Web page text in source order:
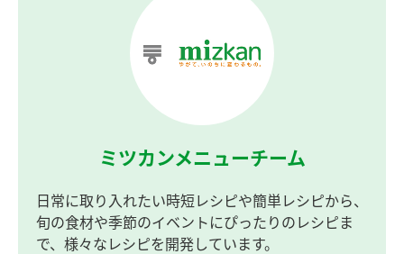
ミツカンメニューチーム
日常に取り入れたい時短レシピや簡単レシピから、
旬の食材や季節のイベントにぴったりのレシピま
で、様々なレシピを開発しています。